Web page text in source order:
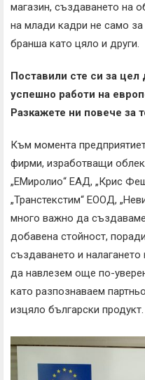
магазин, създаването на
на млади кадри не само
бранша като цяло и други.
Поставили сте си за
успешно работи на
Разкажете ни повече за
Към момента
фирми, изработващи
„ЕМиролио“ ЕАД, „Крис
„Транстекстим“ ЕООД,
много важно да
добавена стойност,
създаването и
да навлезем още по-
като разпознаваем
изцяло български продукт.